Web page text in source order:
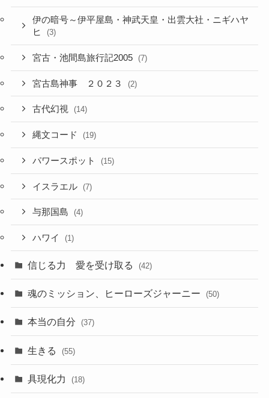
伊の暗号～伊平屋島・神武天皇・出雲大社・ニギハヤ
ヒ
(3)
宮古・池間島旅行記2005 (7)
宮古島神事 ２０２３ (2)
古代幻視 (14)
縄文コード (19)
パワースポット (15)
イスラエル (7)
与那国島 (4)
ハワイ (1)
信じる力 愛を受け取る (42)
魂のミッション、ヒーローズジャーニー (50)
本当の自分 (37)
生きる (55)
具現化力 (18)